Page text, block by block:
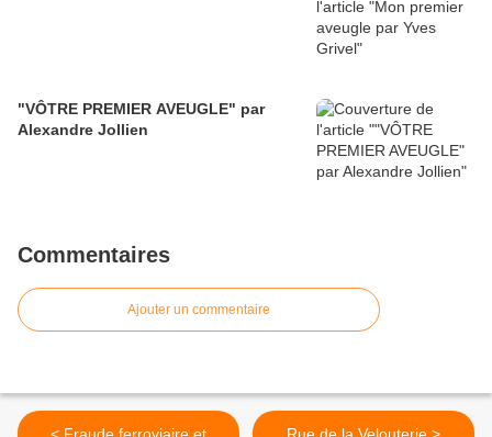
"VÔTRE PREMIER AVEUGLE" par
Alexandre Jollien
Commentaires
Ajouter un commentaire